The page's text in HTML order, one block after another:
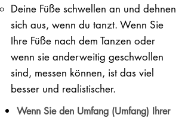
Deine Füße schwellen an und dehnen
sich aus, wenn du tanzt. Wenn Sie
Ihre Füße nach dem Tanzen oder
wenn sie anderweitig geschwollen
sind, messen können, ist das viel
besser und realistischer.
Wenn Sie den Umfang (Umfang) Ihrer